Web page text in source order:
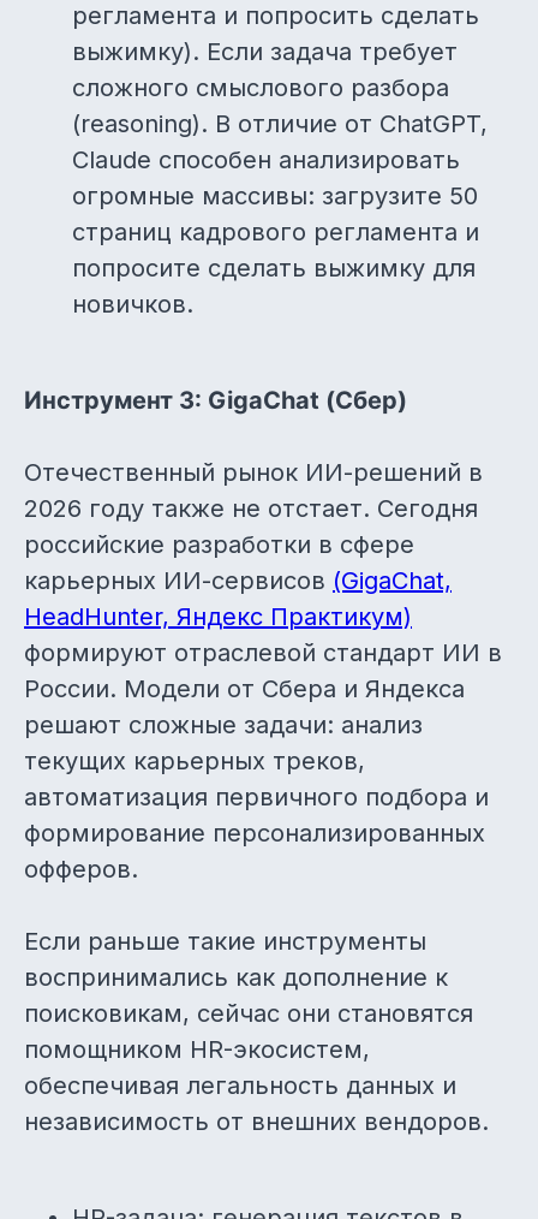
регламента и попросить сделать
выжимку). Если задача требует
сложного смыслового разбора
(reasoning). В отличие от ChatGPT,
Claude способен анализировать
огромные массивы: загрузите 50
страниц кадрового регламента и
попросите сделать выжимку для
новичков.
Инструмент 3: GigaChat (Сбер)
Отечественный рынок ИИ-решений в
2026 году также не отстает. Сегодня
российские разработки в сфере
карьерных ИИ-сервисов (GigaChat,
HeadHunter, Яндекс Практикум)
формируют отраслевой стандарт ИИ в
России. Модели от Сбера и Яндекса
решают сложные задачи: анализ
текущих карьерных треков,
автоматизация первичного подбора и
формирование персонализированных
офферов.
Если раньше такие инструменты
воспринимались как дополнение к
поисковикам, сейчас они становятся
помощником HR-экосистем,
обеспечивая легальность данных и
независимость от внешних вендоров.